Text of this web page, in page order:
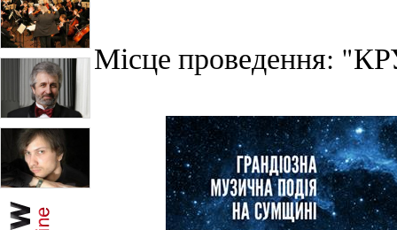
Місце проведення: